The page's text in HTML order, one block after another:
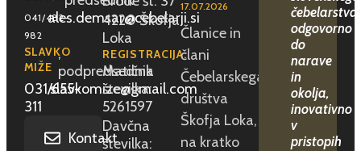
041/482-
982
ales.demsar@cebelarji.si
SLAVKO
MIŽE
,
podpredsednik
031/655-
311
slavkomize@gmail.com
Kontakt
4220 Škofja
Loka
REGISTRACIJA:
Matična
številka:
5261597
Davčna
številka:
17.07.2026
Članice in
člani
Čebelarskega
društva
Škofja Loka,
na kratko
čebelarstva,
odgovorno
do
narave
in
okolja,
inovativno
v
pristopih